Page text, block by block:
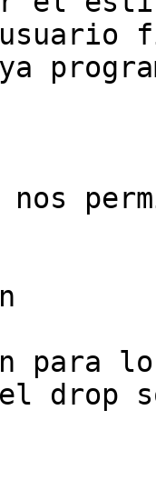
nos
para
el drop